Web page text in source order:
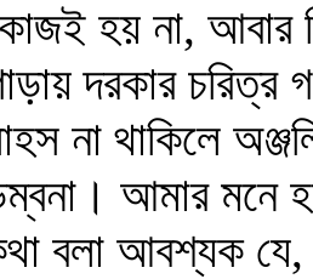
হয় না, আবার
দরকার চরিত্র
না থাকিলে
আমার মনে
বলা আবশ্যক যে,